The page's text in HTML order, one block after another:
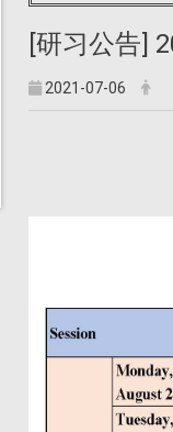
[研习公告]
2021-07-06